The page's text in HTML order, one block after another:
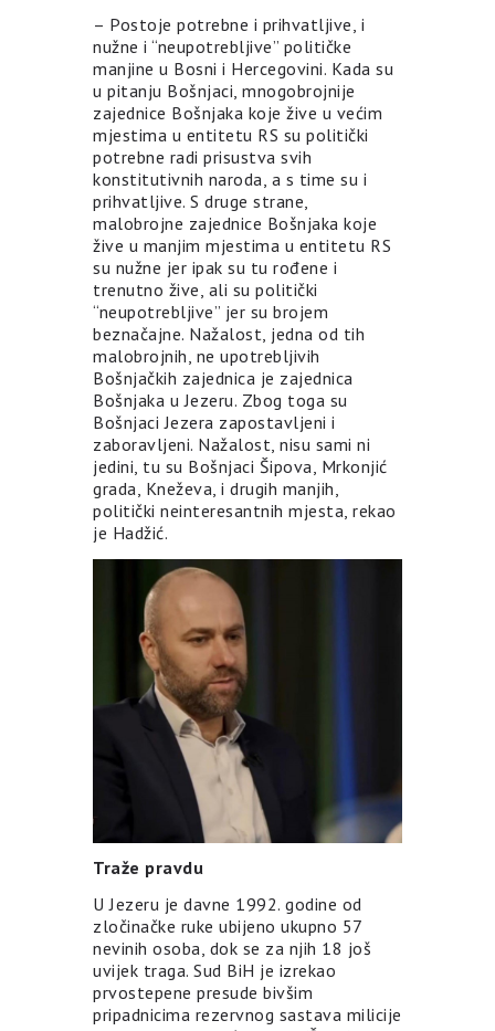
– Postoje potrebne i prihvatljive, i
nužne i “neupotrebljive” političke
manjine u Bosni i Hercegovini. Kada su
u pitanju Bošnjaci, mnogobrojnije
zajednice Bošnjaka koje žive u većim
mjestima u entitetu RS su politički
potrebne radi prisustva svih
konstitutivnih naroda, a s time su i
prihvatljive. S druge strane,
malobrojne zajednice Bošnjaka koje
žive u manjim mjestima u entitetu RS
su nužne jer ipak su tu rođene i
trenutno žive, ali su politički
“neupotrebljive” jer su brojem
beznačajne. Nažalost, jedna od tih
malobrojnih, ne upotrebljivih
Bošnjačkih zajednica je zajednica
Bošnjaka u Jezeru. Zbog toga su
Bošnjaci Jezera zapostavljeni i
zaboravljeni. Nažalost, nisu sami ni
jedini, tu su Bošnjaci Šipova, Mrkonjić
grada, Kneževa, i drugih manjih,
politički neinteresantnih mjesta, rekao
je Hadžić.
Traže pravdu
U Jezeru je davne 1992. godine od
zločinačke ruke ubijeno ukupno 57
nevinih osoba, dok se za njih 18 još
uvijek traga. Sud BiH je izrekao
prvostepene presude bivšim
pripadnicima rezervnog sastava milicije